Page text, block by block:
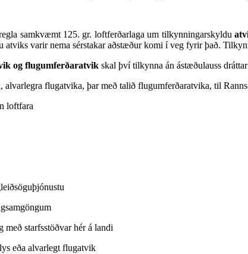
samkvæmt 125. gr. loftferðarlaga um tilkynningarskyldu
atviks varir nema sérstakar aðstæður komi í veg fyrir það.
og flugumferðaratvik skal því tilkynna án ástæðulauss
flugatvika, þar með talið flugumferðaratvika, til
loftfara
starfsstöðvar hér á landi
eða alvarlegt flugatvik